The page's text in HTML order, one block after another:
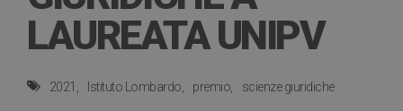
LAUREATA UNIPV
2021 Istituto Lombardo premio scienze giuridiche